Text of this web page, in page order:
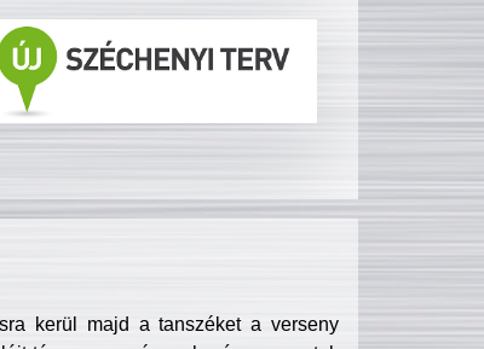
kerül majd a tanszéket a verseny